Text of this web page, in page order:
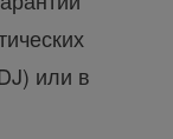
или в